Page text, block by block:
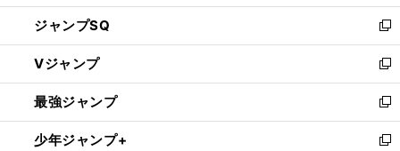
し
い
ウ
ィ
ン
ド
ウ
で
ジャンプSQ
新
し
い
ウ
ィ
ン
ド
Vジャンプ
新
し
い
ウ
ィ
最強ジャンプ
新
し
い
少年ジャンプ+
新